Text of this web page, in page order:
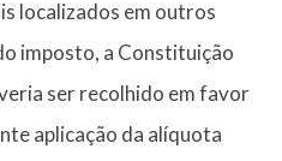
localizados em outros
imposto, a Constituição
ser recolhido em favor
aplicação da alíquota